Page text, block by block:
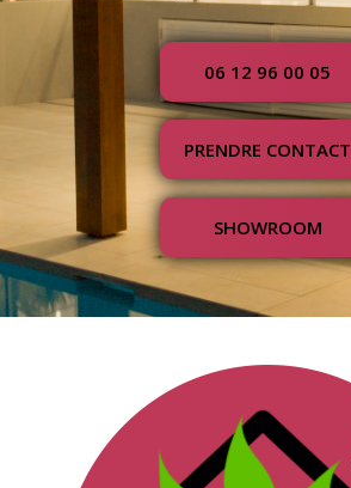
06 12 96 00 05
PRENDRE CONTACT
SHOWROOM